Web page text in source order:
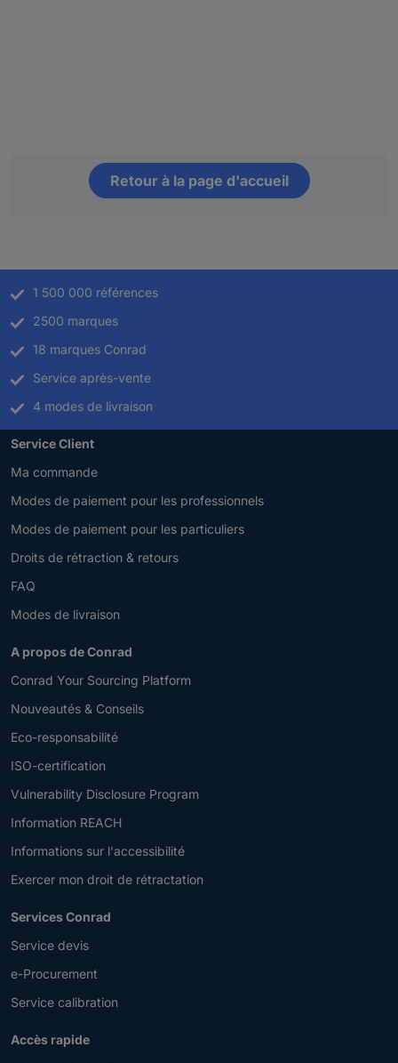
Retour à la page d'accueil
1 500 000 références
2500 marques
18 marques Conrad
Service après-vente
4 modes de livraison
Service Client
Ma commande
Modes de paiement pour les professionnels
Modes de paiement pour les particuliers
Droits de rétraction & retours
FAQ
Modes de livraison
A propos de Conrad
Conrad Your Sourcing Platform
Nouveautés & Conseils
Eco-responsabilité
ISO-certification
Vulnerability Disclosure Program
Information REACH
Informations sur l'accessibilité
Exercer mon droit de rétractation
Services Conrad
Service devis
e-Procurement
Service calibration
Accès rapide